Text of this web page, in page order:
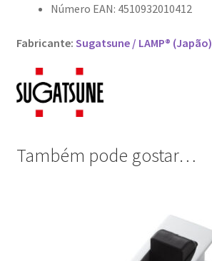
Número EAN: 4510932010412
Fabricante: Sugatsune / LAMP® (Japão)
Também pode gostar…